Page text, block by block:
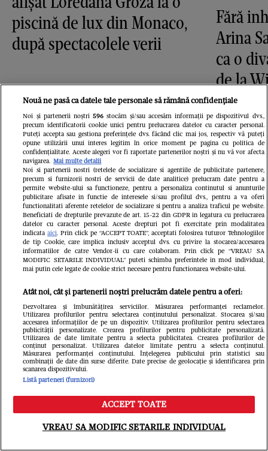
piscină de lux din Monaco,
după spectacolele verii
Fără
Arina
ca o
de la
Avantaje
COD NEGRU de la Urania în iulie!
Sărăcie lucie, probleme de sănătate
și necazuri fără oprire.. Ce zodii sunt
grav afectate...
Meniu Caută
Nouă ne pasă ca datele tale personale să rămână confidențiale
Noi și partenerii noștri 596stocăm și/sau accesăm informații pe dispozitivul dvs.,
precum identificatorii cookie unici pentru prelucrarea datelor cu caracter personal.
Puteți accepta sau gestiona preferințele dvs. făcând clic mai jos, respectiv vă puteți
opune utilizării unui interes legitim în orice moment pe pagina cu politica de
confidențialitate. Aceste alegeri vor fi raportate partenerilor noștri și nu vă vor afecta
navigarea. Mai multe detalii
Noi si partenerii nostri (retelele de socializare si agentiile de publicitate partenere,
precum si furnizorii nostri de servicii de date analitice) prelucram date pentru a
permite website-ului sa functioneze, pentru a personaliza continutul si anunturile
publicitare afisate in functie de interesele si/sau profilul dvs., pentru a va oferi
functionalitati aferente retelelor de socializare si pentru a analiza traficul pe website.
Beneficiati de drepturile prevazute de art. 15-22 din GDPR in legatura cu prelucrarea
datelor cu caracter personal. Aceste drepturi pot fi exercitate prin modalitatea
indicataaici. Prin click pe “ACCEPT TOATE”, acceptati folosirea tuturor Tehnologiilor
de tip Cookie, care implica inclusiv acceptul dvs. cu privire la stocarea/accesarea
informatiilor de catre Vendor-ii cu care colaboram. Prin click pe “VREAU SA
MODIFIC SETARILE INDIVIDUAL” puteti schimba preferintele in mod individual,
mai putin cele legate de cookie strict necesare pentru functionarea website-ului.
Atât noi, cât și partenerii noștri prelucrăm datele pentru a oferi:
Dezvoltarea și îmbunătățirea serviciilor. Măsurarea performanței reclamelor.
Utilizarea profilurilor pentru selectarea conținutului personalizat. Stocarea și/sau
accesarea informațiilor de pe un dispozitiv. Utilizarea profilurilor pentru selectarea
publicității personalizate. Crearea profilurilor pentru publicitate personalizată.
Utilizarea de date limitate pentru a selecta publicitatea. Crearea profilurilor de
conținut personalizat. Utilizarea datelor limitate pentru a selecta conținutul.
Măsurarea performanței conținutului. Înțelegerea publicului prin statistici sau
combinații de date din surse diferite. Date precise de geolocație și identificarea prin
scanarea dispozitivului.
Listă parteneri (furnizori)
ACCEPT TOATE
VREAU SA MODIFIC SETARILE INDIVIDUAL